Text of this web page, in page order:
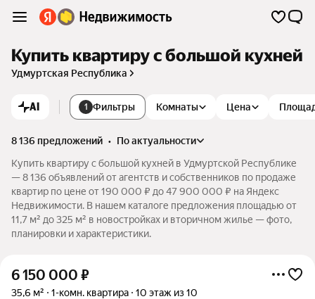
Купить квартиру с большой кухней
Удмуртская Республика
AI 1 Фильтры Комнаты Цена
8 136 предложений •
по актуальности
Купить квартиру с большой кухней в Удмуртской Республике
— 8 136 объявлений от агентств и собственников по продаже
квартир по цене от 190 000 ₽ до 47 900 000 ₽ на Яндекс
Недвижимости. В нашем каталоге предложения площадью от
11,7 м² до 325 м² в новостройках и вторичном жилье — фото,
планировки и характеристики.
6 150 000 ₽
35,6 м² 1-комн. квартира 10 этаж из 10